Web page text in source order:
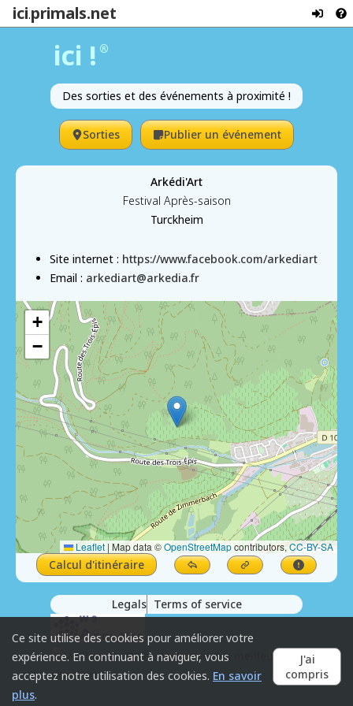
ici.primals.net
ici ! ®
Des sorties et des événements à proximité !
Sorties Publier un événement
Arkédi'Art
Festival Après-saison
Turckheim
Site internet : https://www.facebook.com/arkediart
Email : arkediart@arkedia.fr
+
−
Leaflet | Map data ©OpenStreetMapcontributors, CC-BY-SA
Calcul d'itinéraire
Legals Terms of service
Ce site utilise des cookies pour améliorer votre
expérience. En continuant à naviguer, vous
acceptez notre utilisation des cookies. En savoir
plus.
J'ai
compris